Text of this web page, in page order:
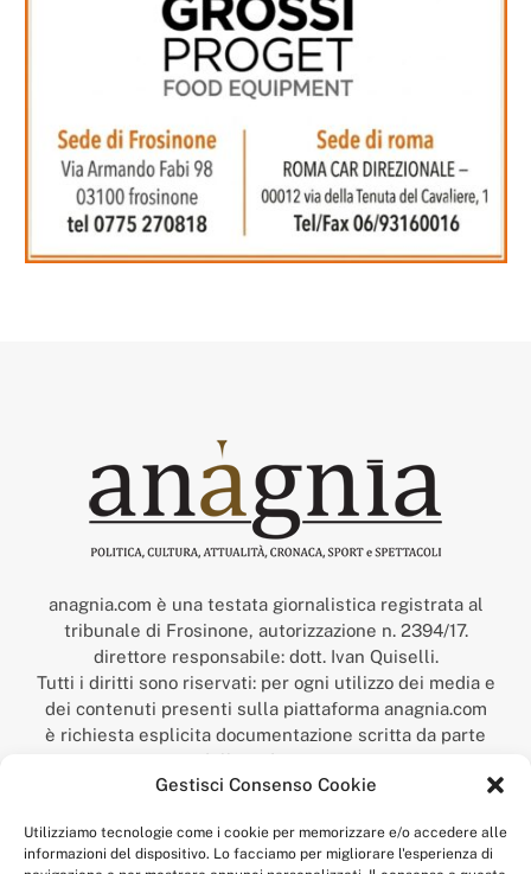
Gestisci Consenso Cookie
Utilizziamo tecnologie come i cookie per memorizzare e/o accedere alle
informazioni del dispositivo. Lo facciamo per migliorare l'esperienza di
anagnia.com è una testata giornalistica registrata al
tribunale di Frosinone, autorizzazione n. 2394/17.
direttore responsabile: dott. Ivan Quiselli.
Tutti i diritti sono riservati: per ogni utilizzo dei media e
dei contenuti presenti sulla piattaforma anagnia.com
è richiesta esplicita documentazione scritta da parte
della redazione.
“Anagnia” è un marchio registrato presso l’Ufficio Italiano
Economico,
num. registrazione: 302017000014044 del 9 febbraio 2017.